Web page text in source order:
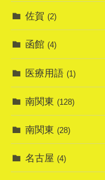
佐賀 (2)
函館 (4)
医療用語 (1)
南関東 (128)
南関東 (28)
名古屋 (4)